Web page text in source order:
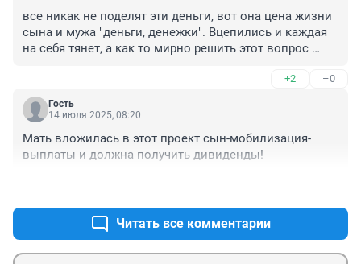
все никак не поделят эти деньги, вот она цена жизни
сына и мужа "деньги, денежки". Вцепились и каждая
на себя тянет, а как то мирно решить этот вопрос
загрызть сейчас друг-друга готовы за каждую
копейку... мрак
+2 –0
Гость
14 июля 2025, 08:20
Мать вложилась в этот проект сын-мобилизация-
выплаты и должна получить дивиденды!
Читать все комментарии